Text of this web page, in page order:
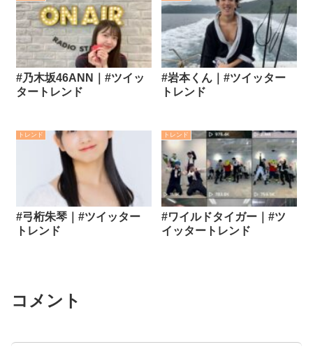
#乃木坂46ANN｜#ツイッ
タートレンド
#岩本くん｜#ツイッター
トレンド
トレンド
#弓桁朱琴｜#ツイッター
トレンド
トレンド
#ワイルドタイガー｜#ツ
イッタートレンド
コメント